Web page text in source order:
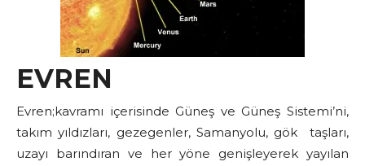
EVREN
Evren;kavramı içerisinde Güneş ve Güneş Sistemi’ni,
takım yıldızları, gezegenler, Samanyolu, gök taşları,
uzayı barındıran ve her yöne genişleyerek yayılan